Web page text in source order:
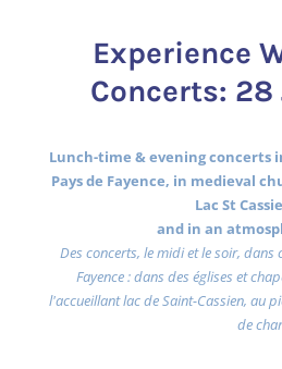
Experience
Concerts:
Lunch-time & evening concerts
Pays de Fayence, in medieval
Lac St
and in an
Des concerts, le midi et le soir,
Fayence : dans des églises et
l'accueillant lac de Saint-Cassien, au
de